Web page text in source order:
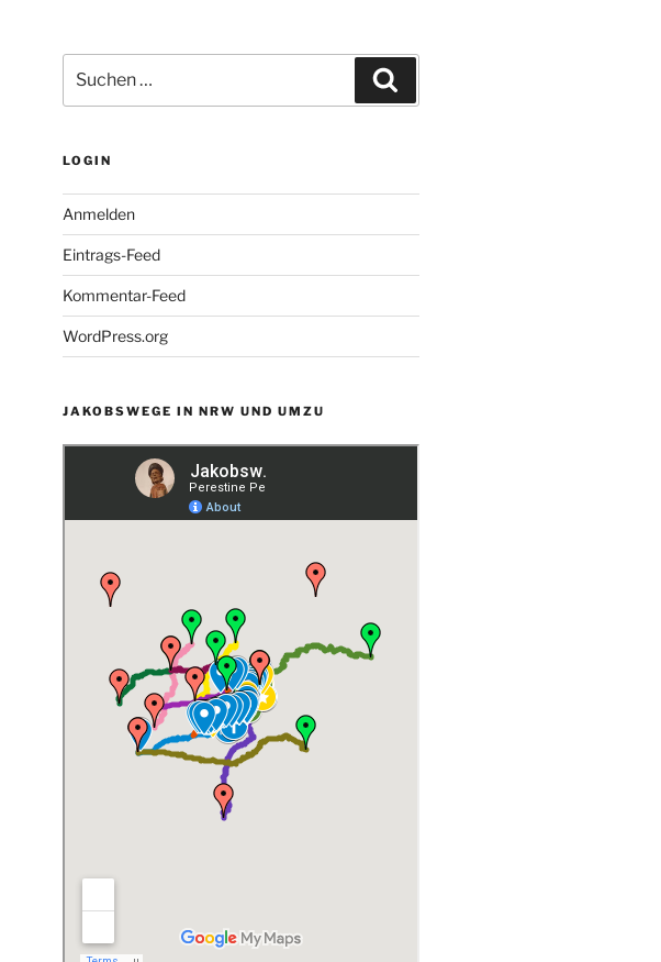
nach:
LOGIN
Anmelden
Eintrags-Feed
Kommentar-Feed
WordPress.org
JAKOBSWEGE IN NRW UND UMZU